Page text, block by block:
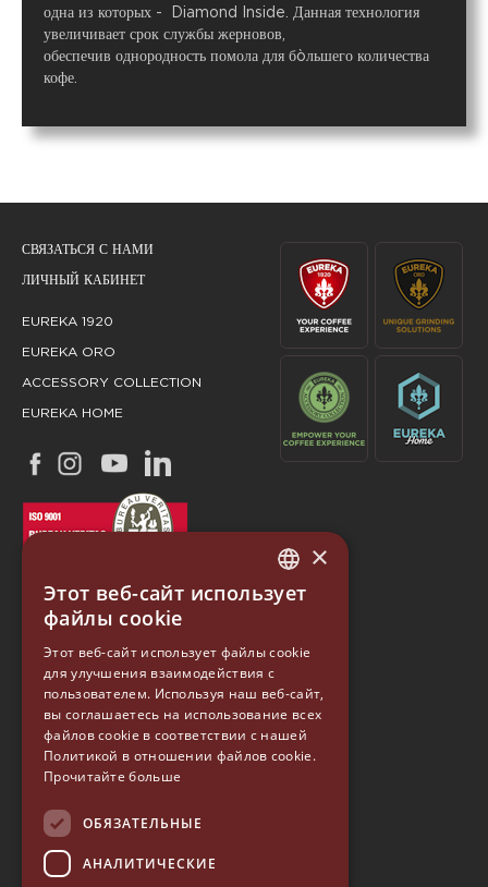
одна из которых - Diamond Inside. Данная технология
увеличивает срок службы жерновов,
обеспечив однородность помола для бòльшего количества
кофе.
СВЯЗАТЬСЯ С НАМИ
ЛИЧНЫЙ КАБИНЕТ
EUREKA 1920
EUREKA ORO
ACCESSORY COLLECTION
EUREKA HOME
EUREKA
Conti Valerio S.r.l.
Via Luigi Longo 39/41
50019, Sesto Fiorentino (FI) - ITALY
Fax +39 055 4200010
P. Iva 03094860487
info@eureka.co.it
ITALIAN
SPANISH
RUSSIAN
×
Этот веб-сайт использует
файлы cookie
Этот веб-сайт использует файлы cookie
для улучшения взаимодействия с
пользователем. Используя наш веб-сайт,
вы соглашаетесь на использование всех
файлов cookie в соответствии с нашей
Политикой в ​​отношении файлов cookie.
Прочитайте больше
ОБЯЗАТЕЛЬНЫЕ
АНАЛИТИЧЕСКИЕ